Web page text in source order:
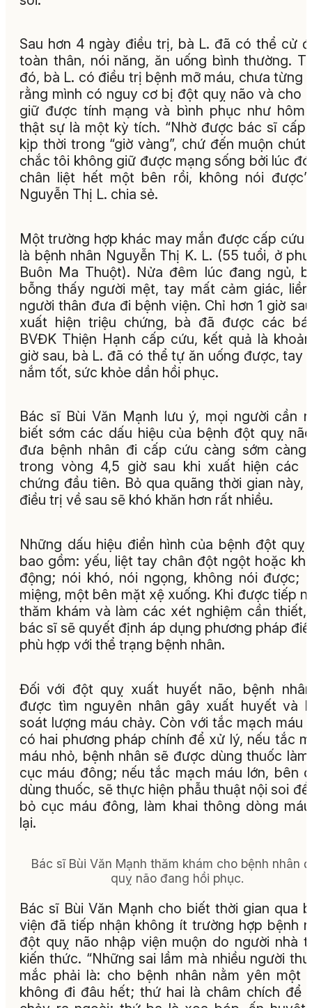
Sau hơn 4 ngày điều trị, bà L. đã có thể cử
toàn thân, nói năng, ăn uống bình thường.
đó, bà L. có điều trị bệnh mỡ máu, chưa từng
rằng mình có nguy cơ bị đột quỵ não và cho
giữ được tính mạng và bình phục như hôm
thật sự là một kỳ tích. “Nhờ được bác sĩ cấp
kịp thời trong “giờ vàng”, chứ đến muộn chút
chắc tôi không giữ được mạng sống bởi lúc
chân liệt hết một bên rồi, không nói
Nguyễn Thị L. chia sẻ.
Một trường hợp khác may mắn được cấp cứu
là bệnh nhân Nguyễn Thị K. L. (55 tuổi, ở
Buôn Ma Thuột). Nửa đêm lúc đang ngủ,
bỗng thấy người mệt, tay mất cảm giác,
người thân đưa đi bệnh viện. Chỉ hơn 1 giờ
xuất hiện triệu chứng, bà đã được các
BVĐK Thiện Hạnh cấp cứu, kết quả là
giờ sau, bà L. đã có thể tự ăn uống được, tay
nắm tốt, sức khỏe dần hồi phục.
Bác sĩ Bùi Văn Mạnh lưu ý, mọi người cần
biết sớm các dấu hiệu của bệnh đột quỵ
đưa bệnh nhân đi cấp cứu càng sớm càng
trong vòng 4,5 giờ sau khi xuất hiện các
chứng đầu tiên. Bỏ qua quãng thời gian này,
điều trị về sau sẽ khó khăn hơn rất nhiều.
Những dấu hiệu điển hình của bệnh đột quỵ
bao gồm: yếu, liệt tay chân đột ngột hoặc
động; nói khó, nói ngọng, không nói được;
miệng, một bên mặt xệ xuống. Khi được tiếp
thăm khám và làm các xét nghiệm cần thiết,
bác sĩ sẽ quyết định áp dụng phương pháp
phù hợp với thể trạng bệnh nhân.
Đối với đột quỵ xuất huyết não, bệnh
được tìm nguyên nhân gây xuất huyết và
soát lượng máu chảy. Còn với tắc mạch máu
có hai phương pháp chính để xử lý, nếu tắc
máu nhỏ, bệnh nhân sẽ được dùng thuốc
cục máu đông; nếu tắc mạch máu lớn, bên
dùng thuốc, sẽ thực hiện phẫu thuật nội soi để
bỏ cục máu đông, làm khai thông dòng
lại.